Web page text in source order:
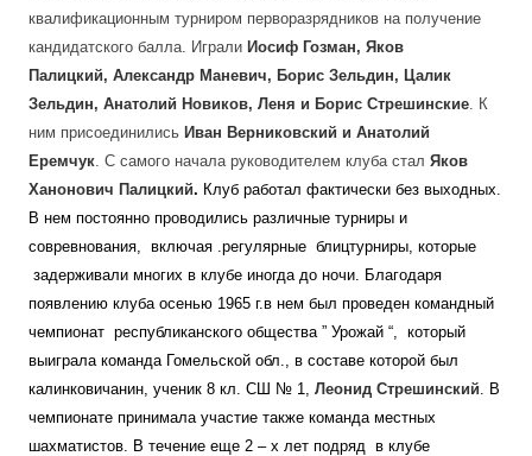
квалификационным турниром перворазрядников на получение
кандидатского балла. Играли Иосиф Гозман, Яков
Палицкий, Александр Маневич, Борис Зельдин, Цалик
Зельдин, Анатолий Новиков, Леня и Борис Стрешинские . К
ним присоединились Иван Верниковский и Анатолий
Еремчук С самого начала руководителем клуба стал Яков
Ханонович Палицкий. Клуб работал фактически без выходных.
В нем постоянно проводились различные турниры и
совревнования, включая .регулярные блицтурниры, которые
задерживали многих в клубе иногда до ночи. Благодаря
появлению клуба осенью 1965 г.в нем был проведен командный
чемпионат республиканского общества ” Урожай “, который
выиграла команда Гомельской обл., в составе которой был
калинковичанин, ученик 8 кл. СШ № 1, Леонид Стрешинский . В
чемпионате принимала участие также команда местных
шахматистов. В течение еще 2 – х лет подряд в клубе